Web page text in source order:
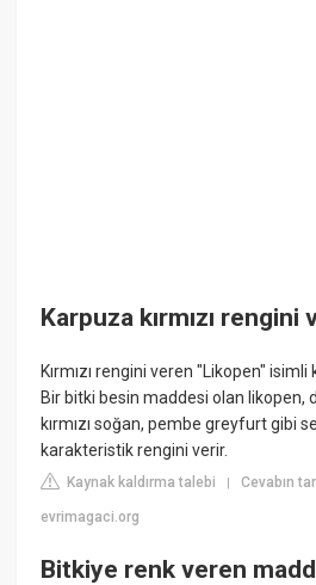
Karpuza kırmızı rengini
Kırmızı rengini veren "Likopen"
Bir bitki besin maddesi olan likopen,
kırmızı soğan, pembe greyfurt gibi
karakteristik rengini verir.
Kaynak kaldırma talebi |Cevabın
evrimagaci.org
Bitkiye renk veren